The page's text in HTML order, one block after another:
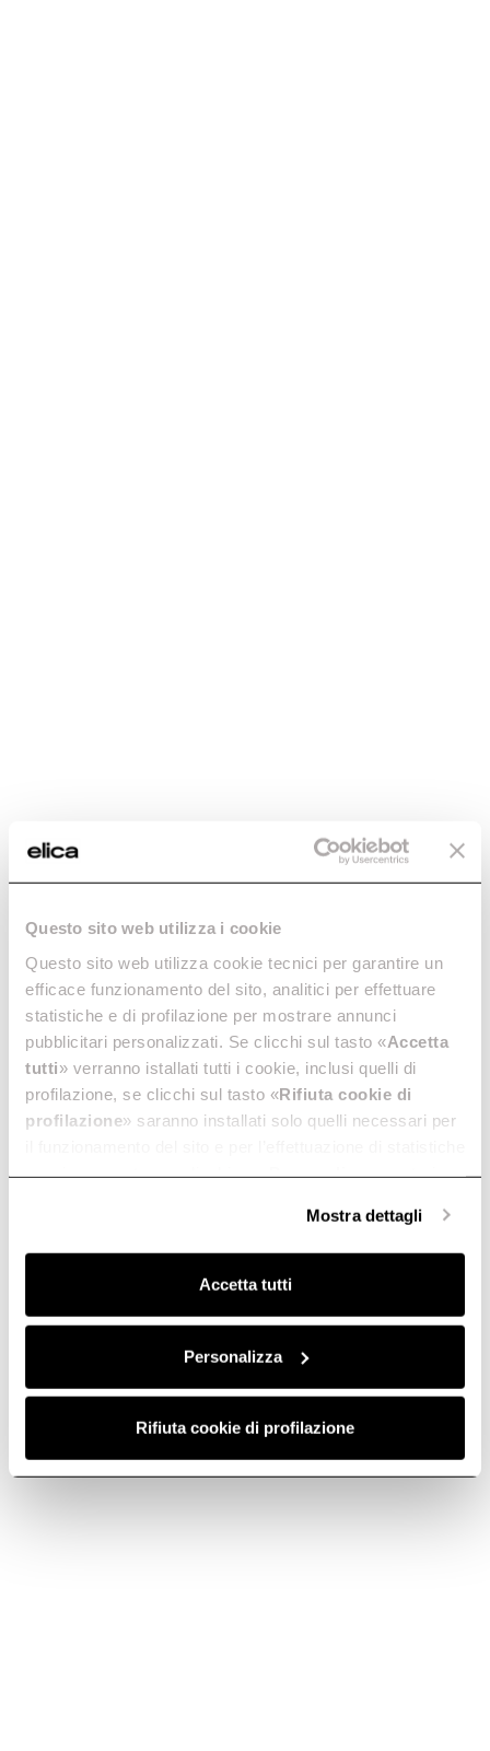
Questo sito web utilizza i cookie
Questo sito web utilizza cookie tecnici per garantire un
efficace funzionamento del sito, analitici per effettuare
statistiche e di profilazione per mostrare annunci
pubblicitari personalizzati. Se clicchi sul tasto «Accetta
tutti» verranno istallati tutti i cookie, inclusi quelli di
profilazione, se clicchi sul tasto «Rifiuta cookie di
profilazione» saranno installati solo quelli necessari per
anonime, mentre se clicchi su «Personalizza», potrai
Clicca quiper visualizzare la cookie policy.
Mostra dettagli
Accetta tutti
Personalizza
Rifiuta cookie di profilazione